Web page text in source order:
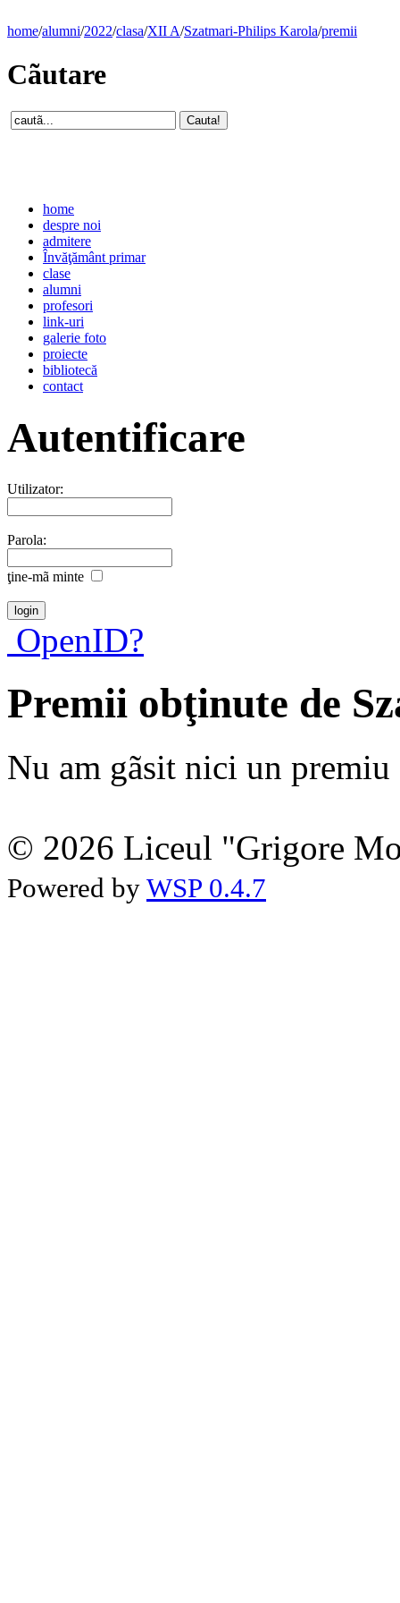
home/alumni/2022/clasa/XII A/Szatmari-Philips Karola/premii
Cãutare
home
despre noi
admitere
Învăţământ primar
clase
alumni
profesori
link-uri
galerie foto
proiecte
bibliotecă
contact
Autentificare
Utilizator:
Parola:
ţine-mã minte
OpenID?
Premii obţinute de
Nu am gãsit nici un premiu
© 2026 Liceul "Grigore
Powered by WSP 0.4.7